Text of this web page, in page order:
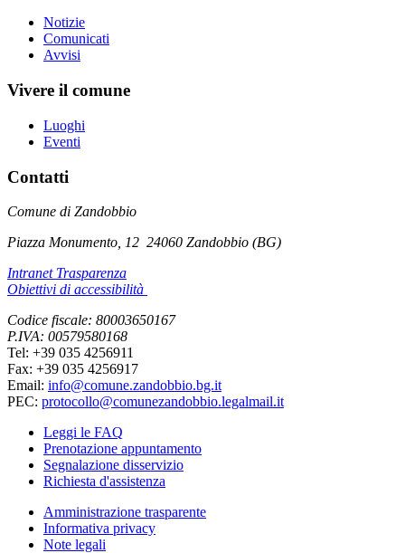
Notizie
Comunicati
Avvisi
Vivere il comune
Luoghi
Eventi
Contatti
Comune di Zandobbio
Piazza Monumento, 12 24060 Zandobbio (BG)
Intranet Trasparenza
Obiettivi di accessibilità
Codice fiscale: 80003650167
P.IVA: 00579580168
Tel: +39 035 4256911
Fax: +39 035 4256917
Email: info@comune.zandobbio.bg.it
PEC: protocollo@comunezandobbio.legalmail.it
Leggi le FAQ
Prenotazione appuntamento
Segnalazione disservizio
Richiesta d'assistenza
Amministrazione trasparente
Informativa privacy
Note legali